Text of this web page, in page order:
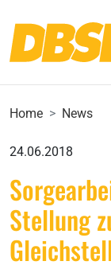
Home News
24.06.2018
Stellung